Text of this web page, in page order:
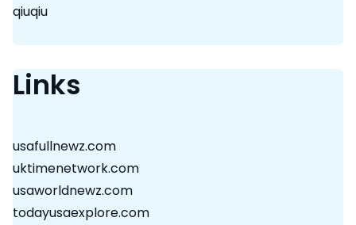
qiuqiu
Links
usafullnewz.com
uktimenetwork.com
usaworldnewz.com
todayusaexplore.com